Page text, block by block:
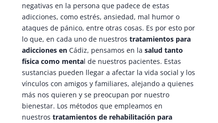
negativas en la persona que padece de estas
adicciones, como estrés, ansiedad, mal humor o
ataques de pánico, entre otras cosas. Es por esto por
lo que, en cada uno de nuestros tratamientos para
adicciones en Cádiz, pensamos en la salud tanto
física como mental de nuestros pacientes. Estas
sustancias pueden llegar a afectar la vida social y los
vínculos con amigos y familiares, alejando a quienes
más nos quieren y se preocupan por nuestro
bienestar. Los métodos que empleamos en
nuestros tratamientos de rehabilitación para